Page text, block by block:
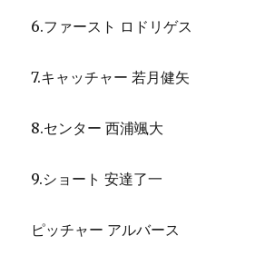
6.ファースト ロドリゲス
7.キャッチャー 若月健矢
8.センター 西浦颯大
9.ショート 安達了一
ピッチャー アルバース